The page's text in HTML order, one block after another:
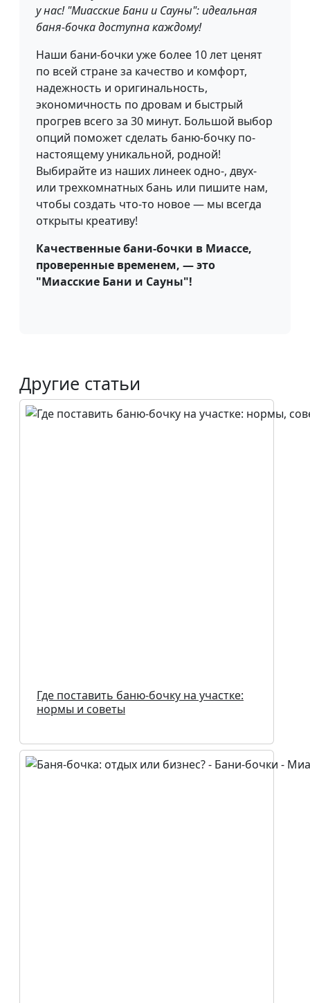
у нас! "Миасские Бани и Сауны": идеальная
баня-бочка доступна каждому!
Наши бани-бочки уже более 10 лет ценят
по всей стране за качество и комфорт,
надежность и оригинальность,
экономичность по дровам и быстрый
прогрев всего за 30 минут. Большой выбор
опций поможет сделать баню-бочку по-
настоящему уникальной, родной!
Выбирайте из наших линеек одно-, двух-
или трехкомнатных бань или пишите нам,
чтобы создать что-то новое — мы всегда
открыты креативу!
Качественные бани-бочки в Миассе,
проверенные временем, — это
"Миасские Бани и Сауны"!
Другие статьи
Где поставить баню-бочку на участке:
нормы и советы